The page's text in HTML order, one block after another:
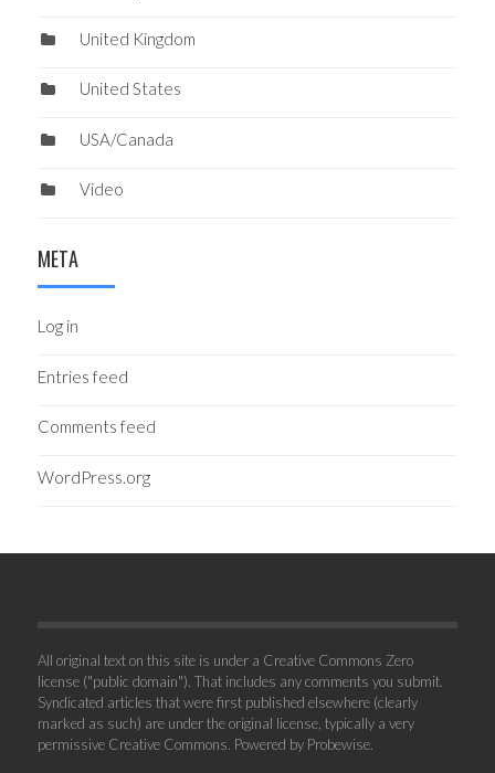
United Kingdom
United States
USA/Canada
Video
META
Log in
Entries feed
Comments feed
WordPress.org
All original text on this site is under a Creative Commons Zero
license ("public domain"). That includes any comments you submit.
Syndicated articles that were first published elsewhere (clearly
marked as such) are under the original license, typically a very
permissive Creative Commons. Powered by Probewise